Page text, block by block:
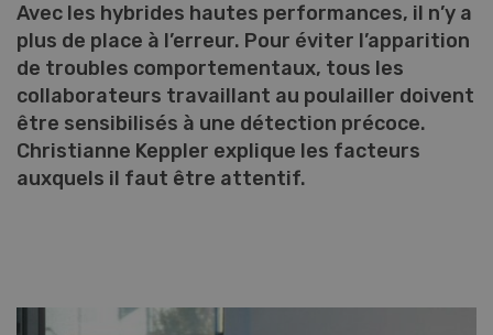
Avec les hybrides hautes performances, il n’y a
plus de place à l’erreur. Pour éviter l’apparition
de troubles comportementaux, tous les
collaborateurs travaillant au poulailler doivent
être sensibilisés à une détection précoce.
Christianne Keppler explique les facteurs
auxquels il faut être attentif.